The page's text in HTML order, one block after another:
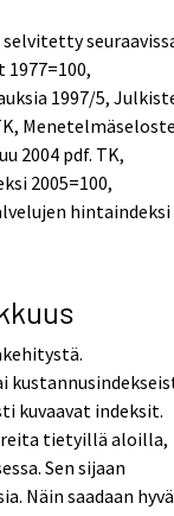
1997/5,
2004 pdf. TK,
2005=100,
hintaindeksi
kuvaavat indeksit.
tietyillä aloilla,
Sen sijaan
Näin saadaan hyvä